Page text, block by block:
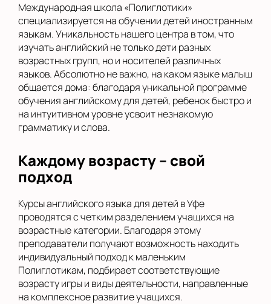
Международная школа «Полиглотики»
специализируется на обучении детей иностранным
языкам. Уникальность нашего центра в том, что
изучать английский не только дети разных
возрастных групп, но и носителей различных
языков. Абсолютно не важно, на каком языке малыш
общается дома: благодаря уникальной программе
обучения английскому для детей, ребенок быстро и
на интуитивном уровне усвоит незнакомую
грамматику и слова.
Каждому возрасту – свой
подход
Курсы английского языка для детей в Уфе
проводятся с четким разделением учащихся на
возрастные категории. Благодаря этому
преподаватели получают возможность находить
индивидуальный подход к маленьким
Полиглотикам, подбирает соответствующие
возрасту игры и виды деятельности, направленные
на комплексное развитие учащихся.